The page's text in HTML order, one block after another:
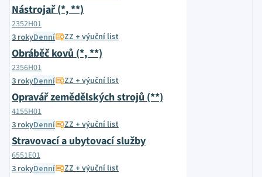
Nástrojař (*, **)
2352H01
3 rokyDenní ZZ + výuční list
Obráběč kovů (*, **)
2356H01
3 rokyDenní ZZ + výuční list
Opravář zemědělských strojů (**)
4155H01
3 rokyDenní ZZ + výuční list
Stravovací a ubytovací služby
6551E01
3 rokyDenní ZZ + výuční list